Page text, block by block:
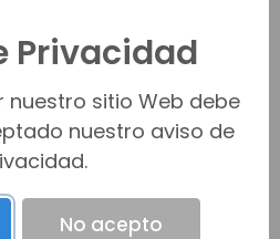
Privacidad
nuestro sitio Web debe
nuestro aviso de
No acepto